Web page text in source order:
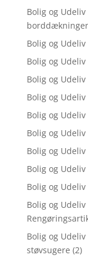
Bolig og
Bolig og
Bolig og
Bolig og
Bolig og
Bolig og
Bolig og
Bolig og
Bolig og
Bolig og
Bolig og
Bolig og
støvsugere (2)